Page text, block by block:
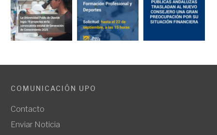
COMUNICACIÓN UPO
Contacto
Enviar Noticia